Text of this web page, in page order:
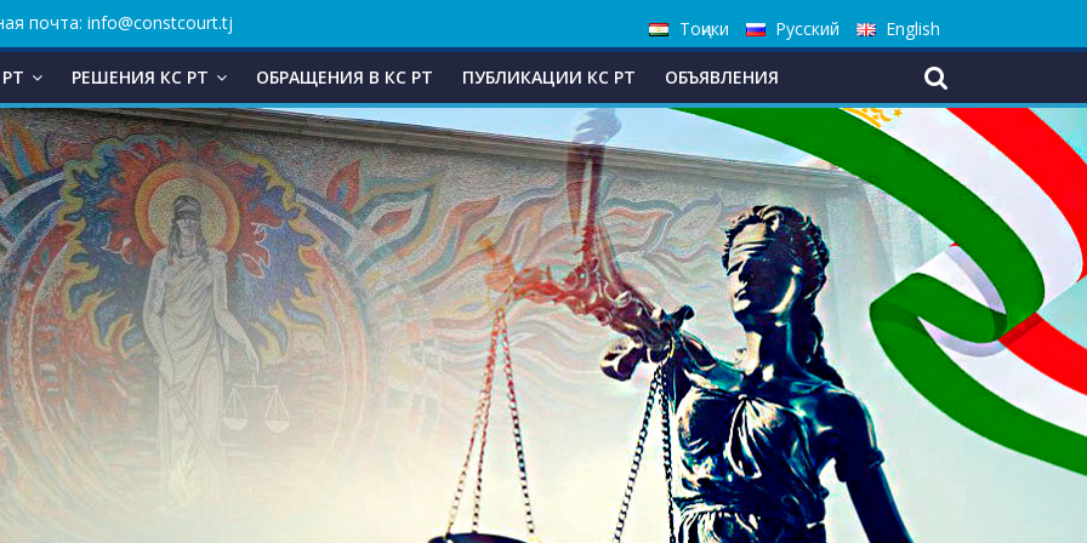
почта: info@constcourt.tj Тоҷики Русский English
РЕШЕНИЯ КС РТ ОБРАЩЕНИЯ В КC РТ ПУБЛИКАЦИИ КС РТ ОБЪЯВЛЕНИЯ